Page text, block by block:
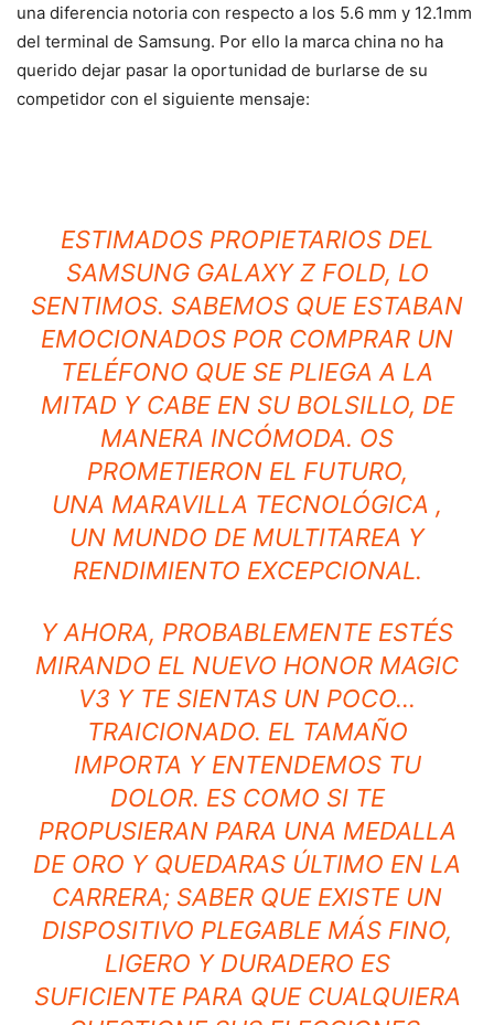
una diferencia notoria con respecto a los 5.6 mm y 12.1mm
del terminal de Samsung. Por ello la marca china no ha
querido dejar pasar la oportunidad de burlarse de su
competidor con el siguiente mensaje:
ESTIMADOS PROPIETARIOS DEL
SAMSUNG GALAXY Z FOLD, LO
SENTIMOS. SABEMOS QUE ESTABAN
EMOCIONADOS POR COMPRAR UN
TELÉFONO QUE SE PLIEGA A LA
MITAD Y CABE EN SU BOLSILLO, DE
MANERA INCÓMODA. OS
PROMETIERON EL FUTURO,
UNA MARAVILLA TECNOLÓGICA ,
UN MUNDO DE MULTITAREA Y
RENDIMIENTO EXCEPCIONAL.
Y AHORA, PROBABLEMENTE ESTÉS
MIRANDO EL NUEVO HONOR MAGIC
V3 Y TE SIENTAS UN POCO…
TRAICIONADO. EL TAMAÑO
IMPORTA Y ENTENDEMOS TU
DOLOR. ES COMO SI TE
PROPUSIERAN PARA UNA MEDALLA
DE ORO Y QUEDARAS ÚLTIMO EN LA
CARRERA; SABER QUE EXISTE UN
DISPOSITIVO PLEGABLE MÁS FINO,
LIGERO Y DURADERO ES
SUFICIENTE PARA QUE CUALQUIERA